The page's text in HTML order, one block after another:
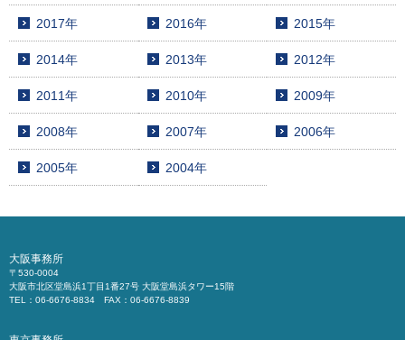
2017年 2016年 2015年
2014年 2013年 2012年
2011年 2010年 2009年
2008年 2007年 2006年
2005年 2004年
大阪事務所
〒530-0004
大阪市北区堂島浜1丁目1番27号 大阪堂島浜タワー15階
TEL：06-6676-8834 FAX：06-6676-8839